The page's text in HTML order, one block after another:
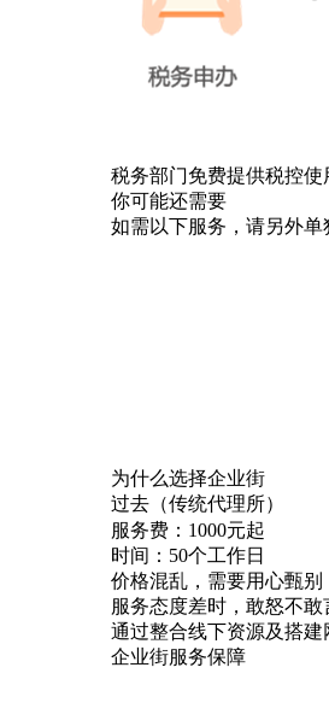
税务部门免费提供税控使
你可能还需要
如需以下服务，请另外单
为什么选择企业街
过去（传统代理所）
服务费：1000元起
时间：50个工作日
价格混乱，需要用心甄别
服务态度差时，敢怒不敢
通过整合线下资源及搭建
企业街服务保障